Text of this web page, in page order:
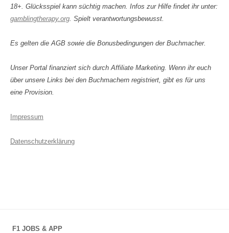
18+. Glücksspiel kann süchtig machen. Infos zur Hilfe findet ihr unter:
gamblingtherapy.org . Spielt verantwortungsbewusst.
Es gelten die AGB sowie die Bonusbedingungen der Buchmacher.
Unser Portal finanziert sich durch Affiliate Marketing. Wenn ihr euch
über unsere Links bei den Buchmachern registriert, gibt es für uns
eine Provision.
Impressum
Datenschutzerklärung
F1 JOBS & APP